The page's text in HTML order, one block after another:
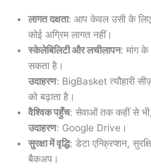
लागत दक्षता: आप केवल उसी के
कोई अग्रिम लागत नहीं।
स्केलेबिलिटी और लचीलापन: मांग के
सकता है।
उदाहरण: BigBasket त्यौहारी
को बढ़ाता है।
वैश्विक पहुँच: सेवाओं तक कहीं से
उदाहरण: Google Drive।
सुरक्षा में वृद्धि: डेटा एन्क्रिप्शन,
बैकअप।